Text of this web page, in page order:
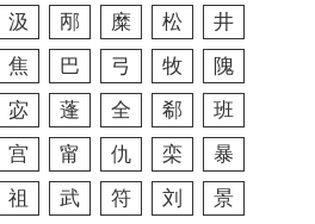
汲 邴 糜 松
井
焦 巴 弓 牧
隗
宓 蓬 全 郗
班
宫 甯 仇 栾
暴
祖 武 符 刘
景